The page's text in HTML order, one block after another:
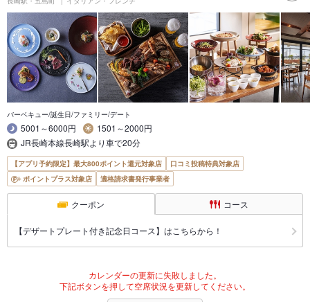
バーベキュー/誕生日/ファミリー/デート
5001～6000円
1501～2000円
JR長崎本線長崎駅より車で20分
【アプリ予約限定】最大800ポイント還元対象店
口コミ投稿特典対象店
ポイントプラス対象店
適格請求書発行事業者
クーポン コース
【デザートプレート付き記念日コース】はこちらから！
カレンダーの更新に失敗しました。
下記ボタンを押して空席状況を更新してください。